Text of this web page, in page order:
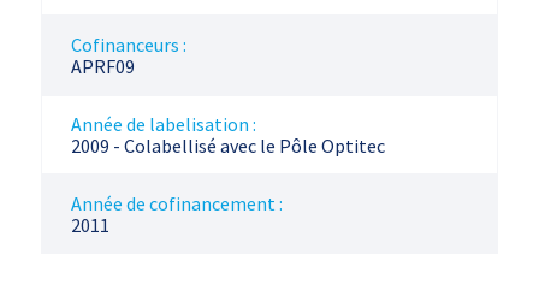
Cofinanceurs :
APRF09
Année de labelisation :
2009 - Colabellisé avec le Pôle Optitec
Année de cofinancement :
2011